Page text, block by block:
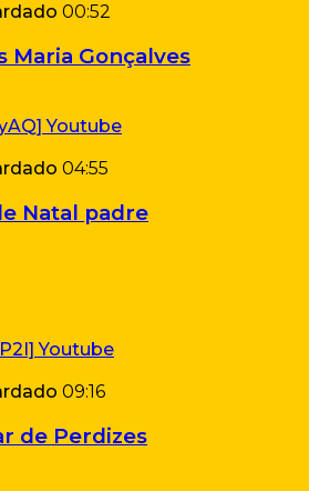
00:52
Maria Gonçalves
04:55
Natal padre
09:16
de Perdizes